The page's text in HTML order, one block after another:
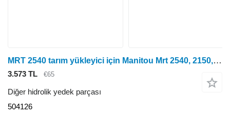
MRT 2540 tarım yükleyici için Manitou Mrt 2540, 2150, Mrt-x2150 Stabilizatör Silindir Pimi 504126
3.573 TL €65
Diğer hidrolik yedek parçası
504126